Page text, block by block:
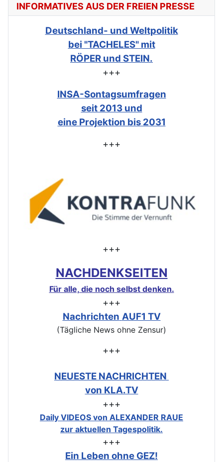
INFORMATIVES AUS DER FREIEN PRESSE
Deutschland- und Weltpolitik
bei "TACHELES" mit
RÖPER und STEIN.
+++
INSA-Sontagsumfragen
seit 2013 und
eine Projektion bis 2031
+++
+++
NACHDENKSEITEN
Für alle, die noch selbst denken.
+++
Nachrichten AUF1 TV
(Tägliche News ohne Zensur)
+++
NEUESTE NACHRICHTEN
von KLA.TV
+++
Daily VIDEOS von ALEXANDER RAUE
zur aktuellen Tagespolitik.
+++
Ein Leben ohne GEZ!